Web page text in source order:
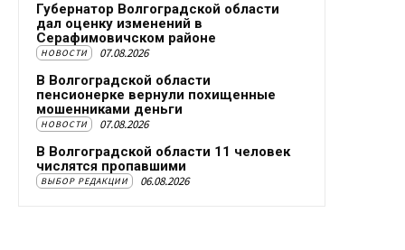
Губернатор Волгоградской области
дал оценку изменений в
Серафимовичском районе
НОВОСТИ 07.08.2026
В Волгоградской области
пенсионерке вернули похищенные
мошенниками деньги
НОВОСТИ 07.08.2026
В Волгоградской области 11 человек
числятся пропавшими
ВЫБОР РЕДАКЦИИ 06.08.2026